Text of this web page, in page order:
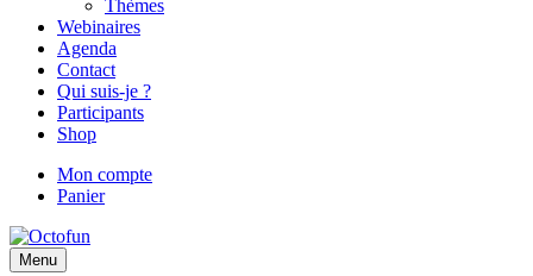
Thèmes
Webinaires
Agenda
Contact
Qui suis-je ?
Participants
Shop
Mon compte
Panier
Menu